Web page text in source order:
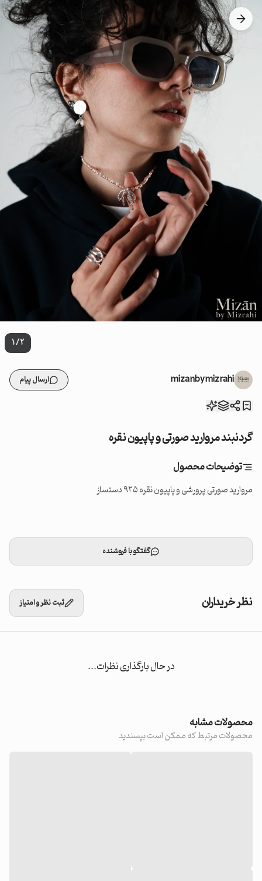
2
/
1
mizanbymizrahi ارسال پیام
گردنبند مروارید صورتی و پاپیون نقره
توضیحات محصول
مروارید صورتی پرورشی و پاپیون نقره ۹۲۵ دستساز
گفتگو با فروشنده
نظر خریداران ثبت نظر و امتیاز
در حال بارگذاری نظرات...
محصولات مشابه
محصولات مرتبط که ممکن است بپسندید